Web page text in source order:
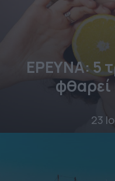
ΕΡΕΥΝΑ: 5
23